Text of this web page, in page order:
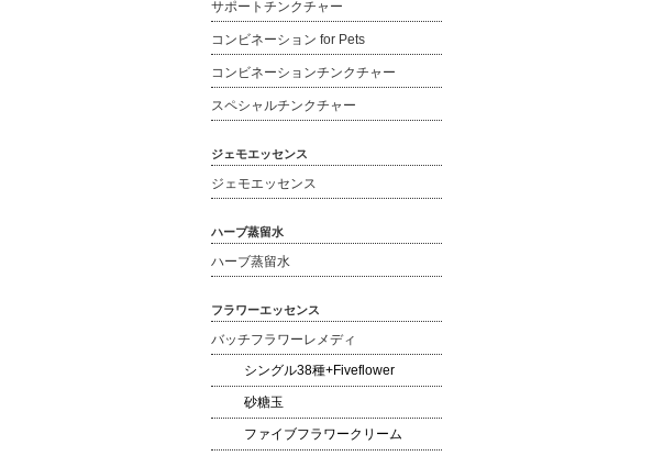
サポートチンクチャー
コンビネーション for Pets
コンビネーションチンクチャー
スペシャルチンクチャー
ジェモエッセンス
ジェモエッセンス
ハーブ蒸留水
ハーブ蒸留水
フラワーエッセンス
バッチフラワーレメディ
シングル38種+Fiveflower
砂糖玉
ファイブフラワークリーム